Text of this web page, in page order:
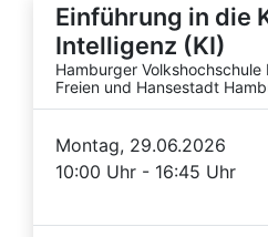
Einführung in die
Intelligenz (KI)
Hamburger
Freien und Hansestadt
Montag, 29.06.2026
10:00 Uhr - 16:45 Uhr